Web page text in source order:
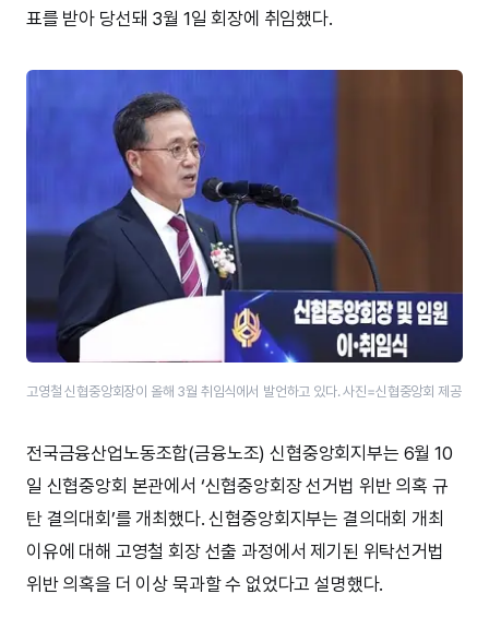
표를 받아 당선돼 3월 1일 회장에 취임했다.
고영철 신협중앙회장이 올해 3월 취임식에서 발언하고 있다. 사진=신협중앙회 제공
전국금융산업노동조합(금융노조) 신협중앙회지부는 6월 10
일 신협중앙회 본관에서 ‘신협중앙회장 선거법 위반 의혹 규
탄 결의대회’를 개최했다. 신협중앙회지부는 결의대회 개최
이유에 대해 고영철 회장 선출 과정에서 제기된 위탁선거법
위반 의혹을 더 이상 묵과할 수 없었다고 설명했다.